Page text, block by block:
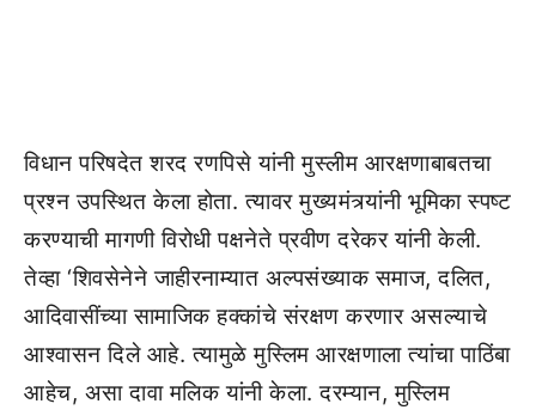
विधान परिषदेत शरद रणपिसे यांनी मुस्लीम आरक्षणाबाबतचा
प्रश्न उपस्थित केला होता. त्यावर मुख्यमंत्र्यांनी भूमिका स्पष्ट
करण्याची मागणी विरोधी पक्षनेते प्रवीण दरेकर यांनी केली.
तेव्हा ‘शिवसेनेने जाहीरनाम्यात अल्पसंख्याक समाज, दलित,
आदिवासींच्या सामाजिक हक्कांचे संरक्षण करणार असल्याचे
आश्वासन दिले आहे. त्यामुळे मुस्लिम आरक्षणाला त्यांचा पाठिंबा
आहेच, असा दावा मलिक यांनी केला. दरम्यान, मुस्लिम